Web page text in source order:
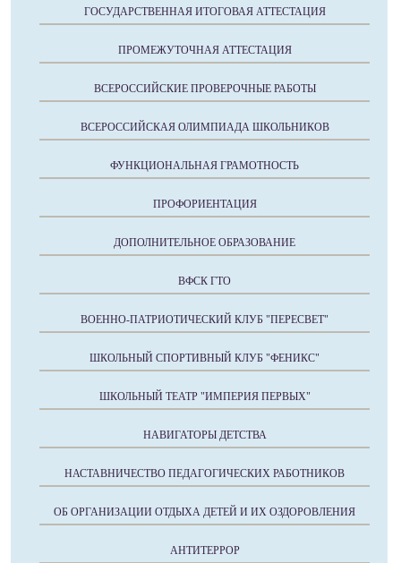
ГОСУДАРСТВЕННАЯ ИТОГОВАЯ АТТЕСТАЦИЯ
ПРОМЕЖУТОЧНАЯ АТТЕСТАЦИЯ
ВСЕРОССИЙСКИЕ ПРОВЕРОЧНЫЕ РАБОТЫ
ВСЕРОССИЙСКАЯ ОЛИМПИАДА ШКОЛЬНИКОВ
ФУНКЦИОНАЛЬНАЯ ГРАМОТНОСТЬ
ПРОФОРИЕНТАЦИЯ
ДОПОЛНИТЕЛЬНОЕ ОБРАЗОВАНИЕ
ВФСК ГТО
ВОЕННО-ПАТРИОТИЧЕСКИЙ КЛУБ "ПЕРЕСВЕТ"
ШКОЛЬНЫЙ СПОРТИВНЫЙ КЛУБ "ФЕНИКС"
ШКОЛЬНЫЙ ТЕАТР "ИМПЕРИЯ ПЕРВЫХ"
НАВИГАТОРЫ ДЕТСТВА
НАСТАВНИЧЕСТВО ПЕДАГОГИЧЕСКИХ РАБОТНИКОВ
ОБ ОРГАНИЗАЦИИ ОТДЫХА ДЕТЕЙ И ИХ ОЗДОРОВЛЕНИЯ
АНТИТЕРРОР